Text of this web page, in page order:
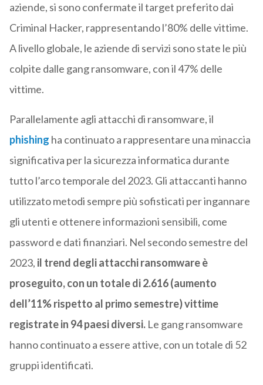
aziende, si sono confermate il target preferito dai
Criminal Hacker, rappresentando l’80% delle vittime.
A livello globale, le aziende di servizi sono state le più
colpite dalle gang ransomware, con il 47% delle
vittime.
Parallelamente agli attacchi di ransomware, il
phishing ha continuato a rappresentare una minaccia
significativa per la sicurezza informatica durante
tutto l’arco temporale del 2023. Gli attaccanti hanno
utilizzato metodi sempre più sofisticati per ingannare
gli utenti e ottenere informazioni sensibili, come
password e dati finanziari. Nel secondo semestre del
2023, il trend degli attacchi ransomware è
proseguito, con un totale di 2.616 (aumento
dell’11% rispetto al primo semestre) vittime
registrate in 94 paesi diversi.Le gang ransomware
hanno continuato a essere attive, con un totale di 52
gruppi identificati.